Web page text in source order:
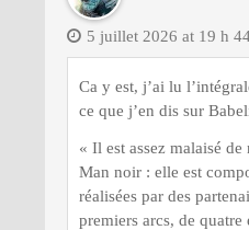
5 juillet 2026 at 19 h
Ca y est, j’ai lu
ce que j’en dis sur
« Il est assez malaisé
Man noir : elle est
réalisées par des
premiers arcs, de quatre